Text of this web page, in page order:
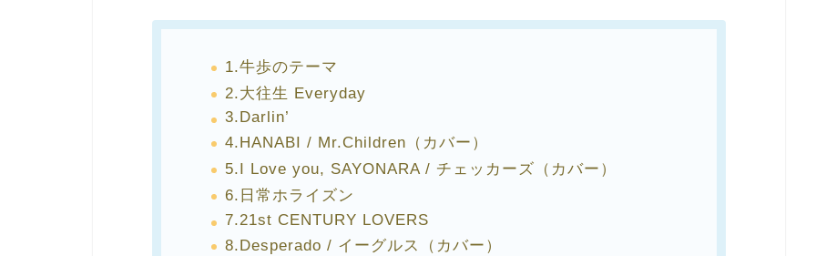
1.牛歩のテーマ
2.大往生 Everyday
3.Darlin’
4.HANABI / Mr.Children（カバー）
5.I Love you, SAYONARA / チェッカーズ（カバー）
6.日常ホライズン
7.21st CENTURY LOVERS
8.Desperado / イーグルス（カバー）